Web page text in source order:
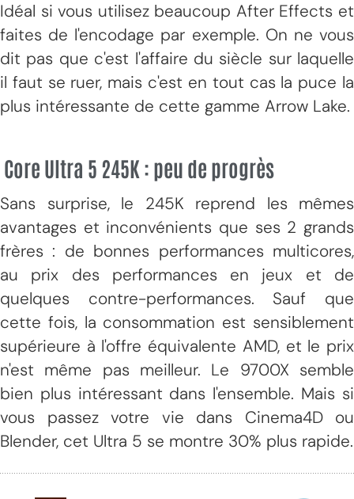
Idéal si vous utilisez beaucoup After Effects et
faites de l'encodage par exemple. On ne vous
dit pas que c'est l'affaire du siècle sur laquelle
il faut se ruer, mais c'est en tout cas la puce la
plus intéressante de cette gamme Arrow Lake.
Core Ultra 5 245K : peu de progrès
Sans surprise, le 245K reprend les mêmes
avantages et inconvénients que ses 2 grands
frères : de bonnes performances multicores,
au prix des performances en jeux et de
quelques contre-performances. Sauf que
cette fois, la consommation est sensiblement
supérieure à l'offre équivalente AMD, et le prix
n'est même pas meilleur. Le 9700X semble
bien plus intéressant dans l'ensemble. Mais si
vous passez votre vie dans Cinema4D ou
Blender, cet Ultra 5 se montre 30% plus rapide.